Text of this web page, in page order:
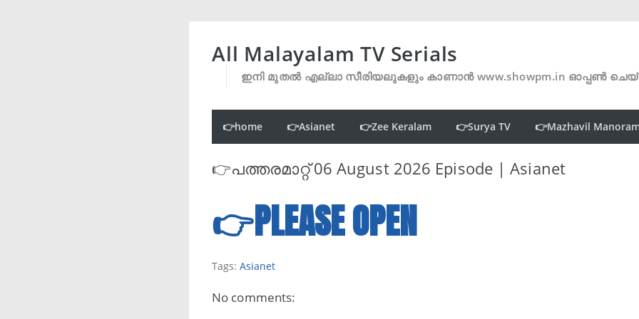
All Malayalam TV Serials
ഇനി മുതൽ എല്ലാ സീരിയലുകളും കാണാൻ www.showpm.in ഓപ്പൺ
👉home 👉Asianet 👉Zee Keralam 👉Surya TV 👉Mazhavil
👉പത്തരമാറ്റ് 06 August 2026 Episode | Asianet
👉PLEASE OPEN
Tags: Asianet
No comments: